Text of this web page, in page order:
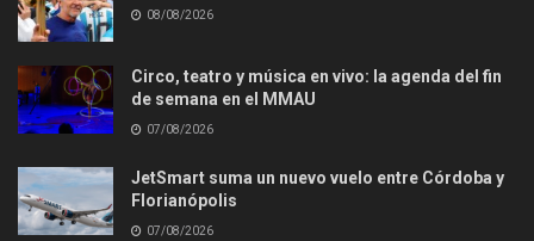
08/08/2026
Circo, teatro y música en vivo: la agenda del fin
de semana en el MMAU
07/08/2026
JetSmart suma un nuevo vuelo entre Córdoba y
Florianópolis
07/08/2026